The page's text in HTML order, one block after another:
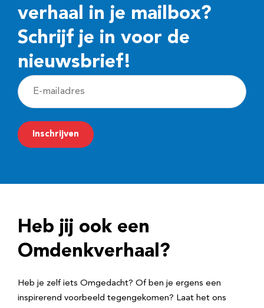
verhaal in je mailbox?
Schrijf je in voor de
nieuwsbrief!
E
-
m
a
r
e
Inschrijven
Heb jij ook een
Omdenkverhaal?
Heb je zelf iets Omgedacht? Of ben je ergens een
inspirerend voorbeeld tegengekomen? Laat het ons